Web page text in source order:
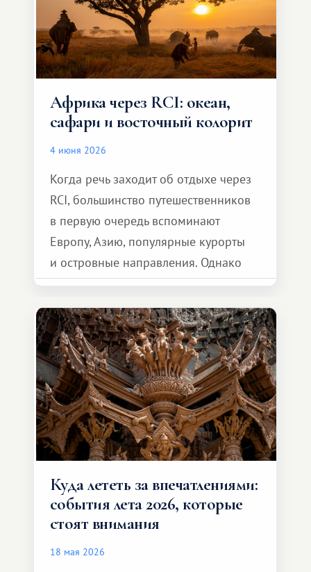
Африка через RCI: океан,
сафари и восточный колорит
4 июня 2026
Когда речь заходит об отдыхе через
RCI, большинство путешественников
в первую очередь вспоминают
Европу, Азию, популярные курорты
и островные направления. Однако
возможности обменной системы
значительно шире. Среди них есть
и Африка — континент, который
способен подарить совершенно иной
формат путешествия.
Куда лететь за впечатлениями:
события лета 2026, которые
стоят внимания
18 мая 2026